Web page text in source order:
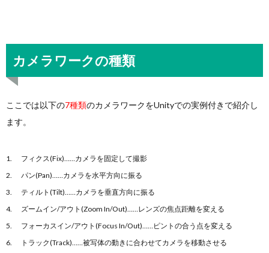
カメラワークの種類
ここでは以下の7種類のカメラワークをUnityでの実例付きで紹介し
ます。
フィクス(Fix)……カメラを固定して撮影
パン(Pan)……カメラを水平方向に振る
ティルト(Tilt)……カメラを垂直方向に振る
ズームイン/アウト(Zoom In/Out)……レンズの焦点距離を変える
フォーカスイン/アウト(Focus In/Out)……ピントの合う点を変える
トラック(Track)……被写体の動きに合わせてカメラを移動させる